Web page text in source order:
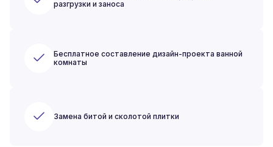
разгрузки и заноса
Бесплатное составление дизайн-проекта ванной
комнаты
Замена битой и сколотой плитки